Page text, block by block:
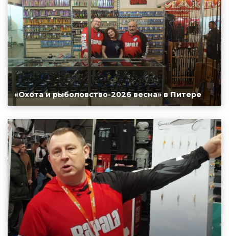
«Охота и рыболовство-2026 весна» в Питере